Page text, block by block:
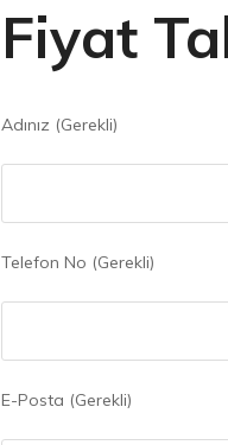
Fiyat
Adınız (Gerekli)
Telefon No (Gerekli)
E-Posta (Gerekli)